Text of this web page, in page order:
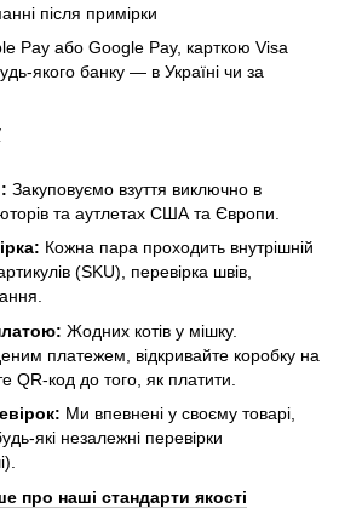
після примірки
Pay або Google Pay, карткою Visa
якого банку — в Україні чи за
Закуповуємо взуття виключно в
та аутлетах США та Європи.
Кожна пара проходить внутрішній
(SKU), перевірка швів,
Жодних котів у мішку.
платежем, відкривайте коробку на
QR-код до того, як платити.
Ми впевнені у своєму товарі,
які незалежні перевірки
про наші стандарти якості